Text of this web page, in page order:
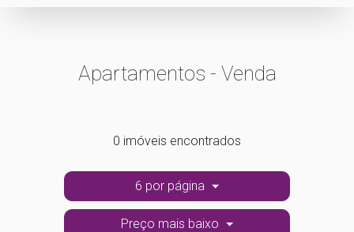
Apartamentos - Venda
0 imóveis encontrados
6 por página
Preço mais baixo